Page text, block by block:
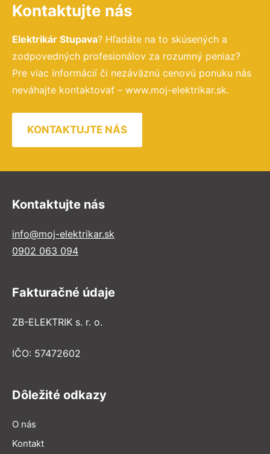
Kontaktujte nás
Elektrikár Stupava? Hľadáte na to skúsených a
zodpovedných profesionálov za rozumný peniaz?
Pre viac informácií či nezáväznú cenovú ponuku nás
neváhajte kontaktovať – www.moj-elektrikar.sk.
KONTAKTUJTE NÁS
Kontaktujte nás
info@moj-elektrikar.sk
0902 063 094
Fakturačné údaje
ZB-ELEKTRIK s. r. o.
IČO: 57472602
Dôležité odkazy
O nás
Kontakt